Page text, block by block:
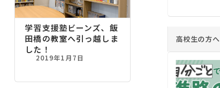
学習支援塾ビーンズ、飯
田橋の教室へ引っ越しま
した！
2019年1月7日
高校生の方へ